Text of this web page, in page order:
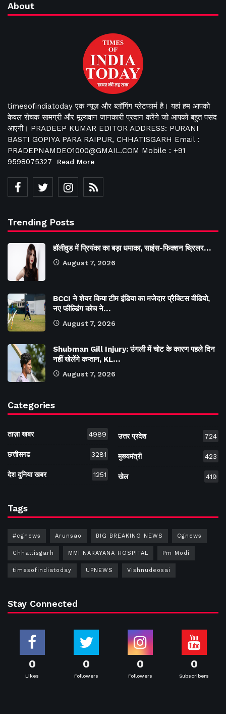
About
timesofindiatoday एक न्यूज़ और ब्लॉगिंग प्लेटफार्म है। यहां हम आपको
केवल रोचक सामग्री और मूल्यवान जानकारी प्रदान करेंगे जो आपको बहुत पसंद
आएगी। PRADEEP KUMAR EDITOR ADDRESS: PURANI
BASTI GOPIYA PARA RAIPUR, CHHATISGARH Email :
PRADEPNAMDEO1000@GMAIL.COM Mobile : +91
9598075327
Read More
Trending Posts
हॉलीवुड में प्रियंका का बड़ा धमाका, साइंस-फिक्शन थ्रिलर…
August 7, 2026
BCCI ने शेयर किया टीम इंडिया का मजेदार प्रैक्टिस वीडियो,
नए फील्डिंग कोच ने…
August 7, 2026
Shubman Gill Injury: उंगली में चोट के कारण पहले दिन
नहीं खेलेंगे कप्तान, KL…
August 7, 2026
Categories
ताज़ा खबर 4989
छत्तीसगढ 3281
देश दुनिया खबर 1251
उत्तर प्रदेश 724
मुख्यमंत्री 423
खेल 419
Tags
#cgnews Arunsao BIG BREAKING NEWS Cgnews
Chhattisgarh MMI NARAYANA HOSPITAL Pm Modi
timesofindiatoday UPNEWS Vishnudeosai
Stay Connected
0
Likes
0
Followers
0
Followers
0
Subscribers